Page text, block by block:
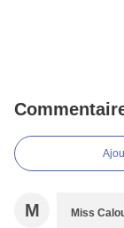
M Miss